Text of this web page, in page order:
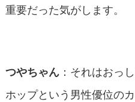
重要だった気がします。
つやちゃん：それはおっ
ホップという男性優位の